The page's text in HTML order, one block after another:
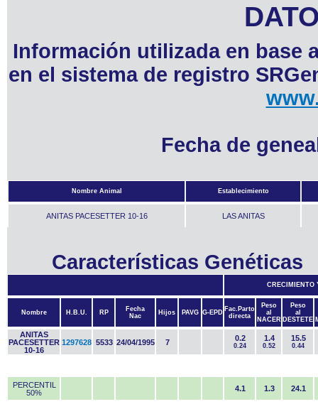
Información utilizada en base
en el sistema de registro
Fecha de
Nombre Animal Establecimiento
ANITAS PACESETTER 10-16 LAS ANITAS
Características Genéticas
CRECIMIENTO
Nombre H.B.U. RP
Fecha
Nac
Hijos PAVG G-EPD Fac.Parto
directa
Peso
al
NACER
Peso
al
DESTETE
ANITAS
PACESETTER
10-16
1297628 5533 24/04/1995 7 0.2
0.24
1.4
0.52
15.5
0.44
PERCENTIL
50%
4.1 1.3 24.1